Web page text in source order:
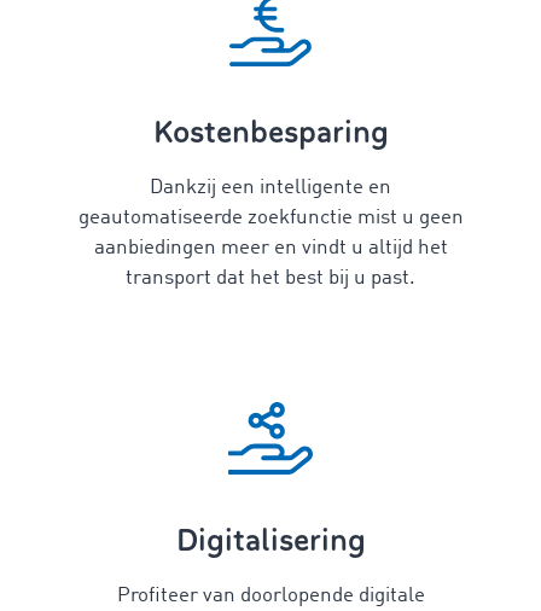
Kostenbesparing
Dankzij een intelligente en
geautomatiseerde zoekfunctie mist u geen
aanbiedingen meer en vindt u altijd het
transport dat het best bij u past.
Digitalisering
Profiteer van doorlopende digitale